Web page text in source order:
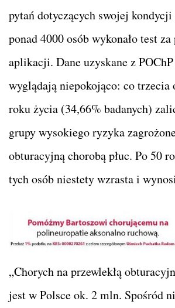
pytań dotyczących swojej
ponad 4000 osób wykonało test
aplikacji. Dane uzyskane z
wyglądają niepokojąco: co trzecia
roku życia (34,66% badanych)
grupy wysokiego ryzyka
obturacyjną chorobą płuc. Po 50
tych osób niestety wzrasta i
„Chorych na przewlekłą
jest w Polsce ok. 2 mln. Spośród